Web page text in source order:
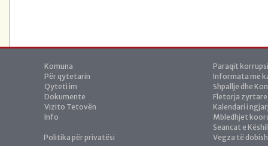
Komuna
Për qytetarin
Qyteti im
Dokumente
Vizito Tetovën
Info
Politika për privatësi
Paraqit
Informata me
Shpallje dhe
Fletorja zyrtare
Kalendari i
Mbledhjet
Seancat e
Vegza të